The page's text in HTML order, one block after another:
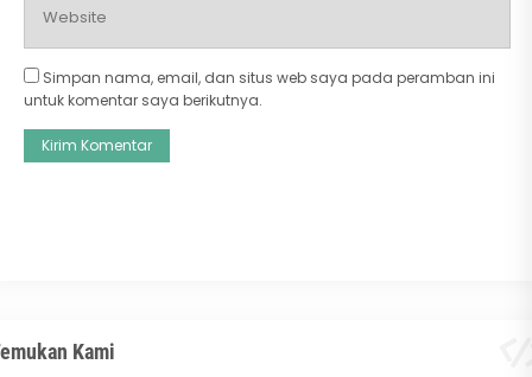
Simpan nama, email, dan situs web saya pada peramban ini
untuk komentar saya berikutnya.
Kami